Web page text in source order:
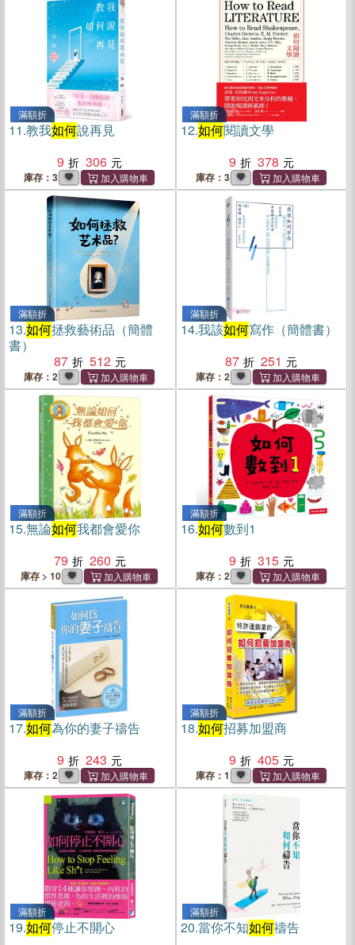
滿額折
11.教我如何說再見
9
306
庫存：3
滿額折
12.如何閱讀文學
9
378
庫存：3
滿額折
13.如何拯救藝術品（簡體
書）
87
512
庫存：2
滿額折
14.我該如何寫作（簡體書）
87
251
庫存：2
滿額折
15.無論如何我都會愛你
79
260
庫存 > 10
滿額折
16.如何數到1
9
315
庫存：2
滿額折
17.如何為你的妻子禱告
9
243
庫存：2
滿額折
18.如何招募加盟商
9
405
庫存：1
滿額折
19.如何停止不開心
滿額折
20.當你不知如何禱告